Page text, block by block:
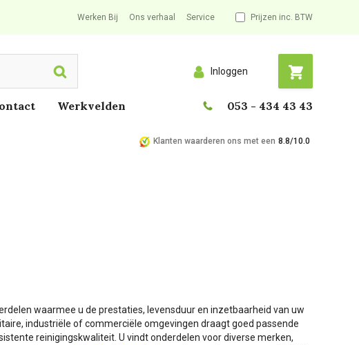
Werken Bij Ons verhaal Service Prijzen inc. BTW
Search Inloggen
Werkvelden 053 - 434 43 43
Klanten waarderen ons met een 8.8/10.0
waarmee u de prestaties, levensduur en inzetbaarheid van uw
industriële of commerciële omgevingen draagt goed passende
reinigingskwaliteit. U vindt onderdelen voor diverse merken,